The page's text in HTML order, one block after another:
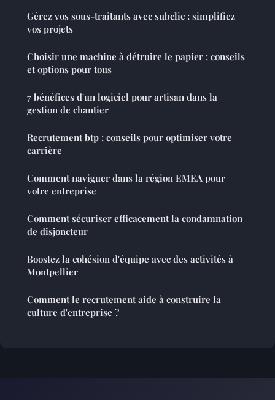
Gérez vos sous-traitants avec subclic : simplifiez
vos projets
Choisir une machine à détruire le papier : conseils
et options pour tous
7 bénéfices d'un logiciel pour artisan dans la
gestion de chantier
Recrutement btp : conseils pour optimiser votre
carrière
Comment naviguer dans la région EMEA pour
votre entreprise
Comment sécuriser efficacement la condamnation
de disjoncteur
Boostez la cohésion d'équipe avec des activités à
Montpellier
Comment le recrutement aide à construire la
culture d'entreprise ?